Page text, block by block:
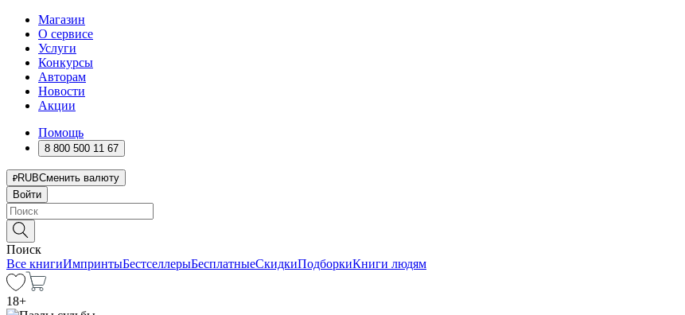
Магазин
О сервисе
Услуги
Конкурсы
Авторам
Новости
Акции
Помощь
8 800 500 11 67
RUBСменить валюту
Войти
Поиск
Все книгиИмпринтыБестселлерыБесплатныеСкидкиПодборкиКниги людям
18+